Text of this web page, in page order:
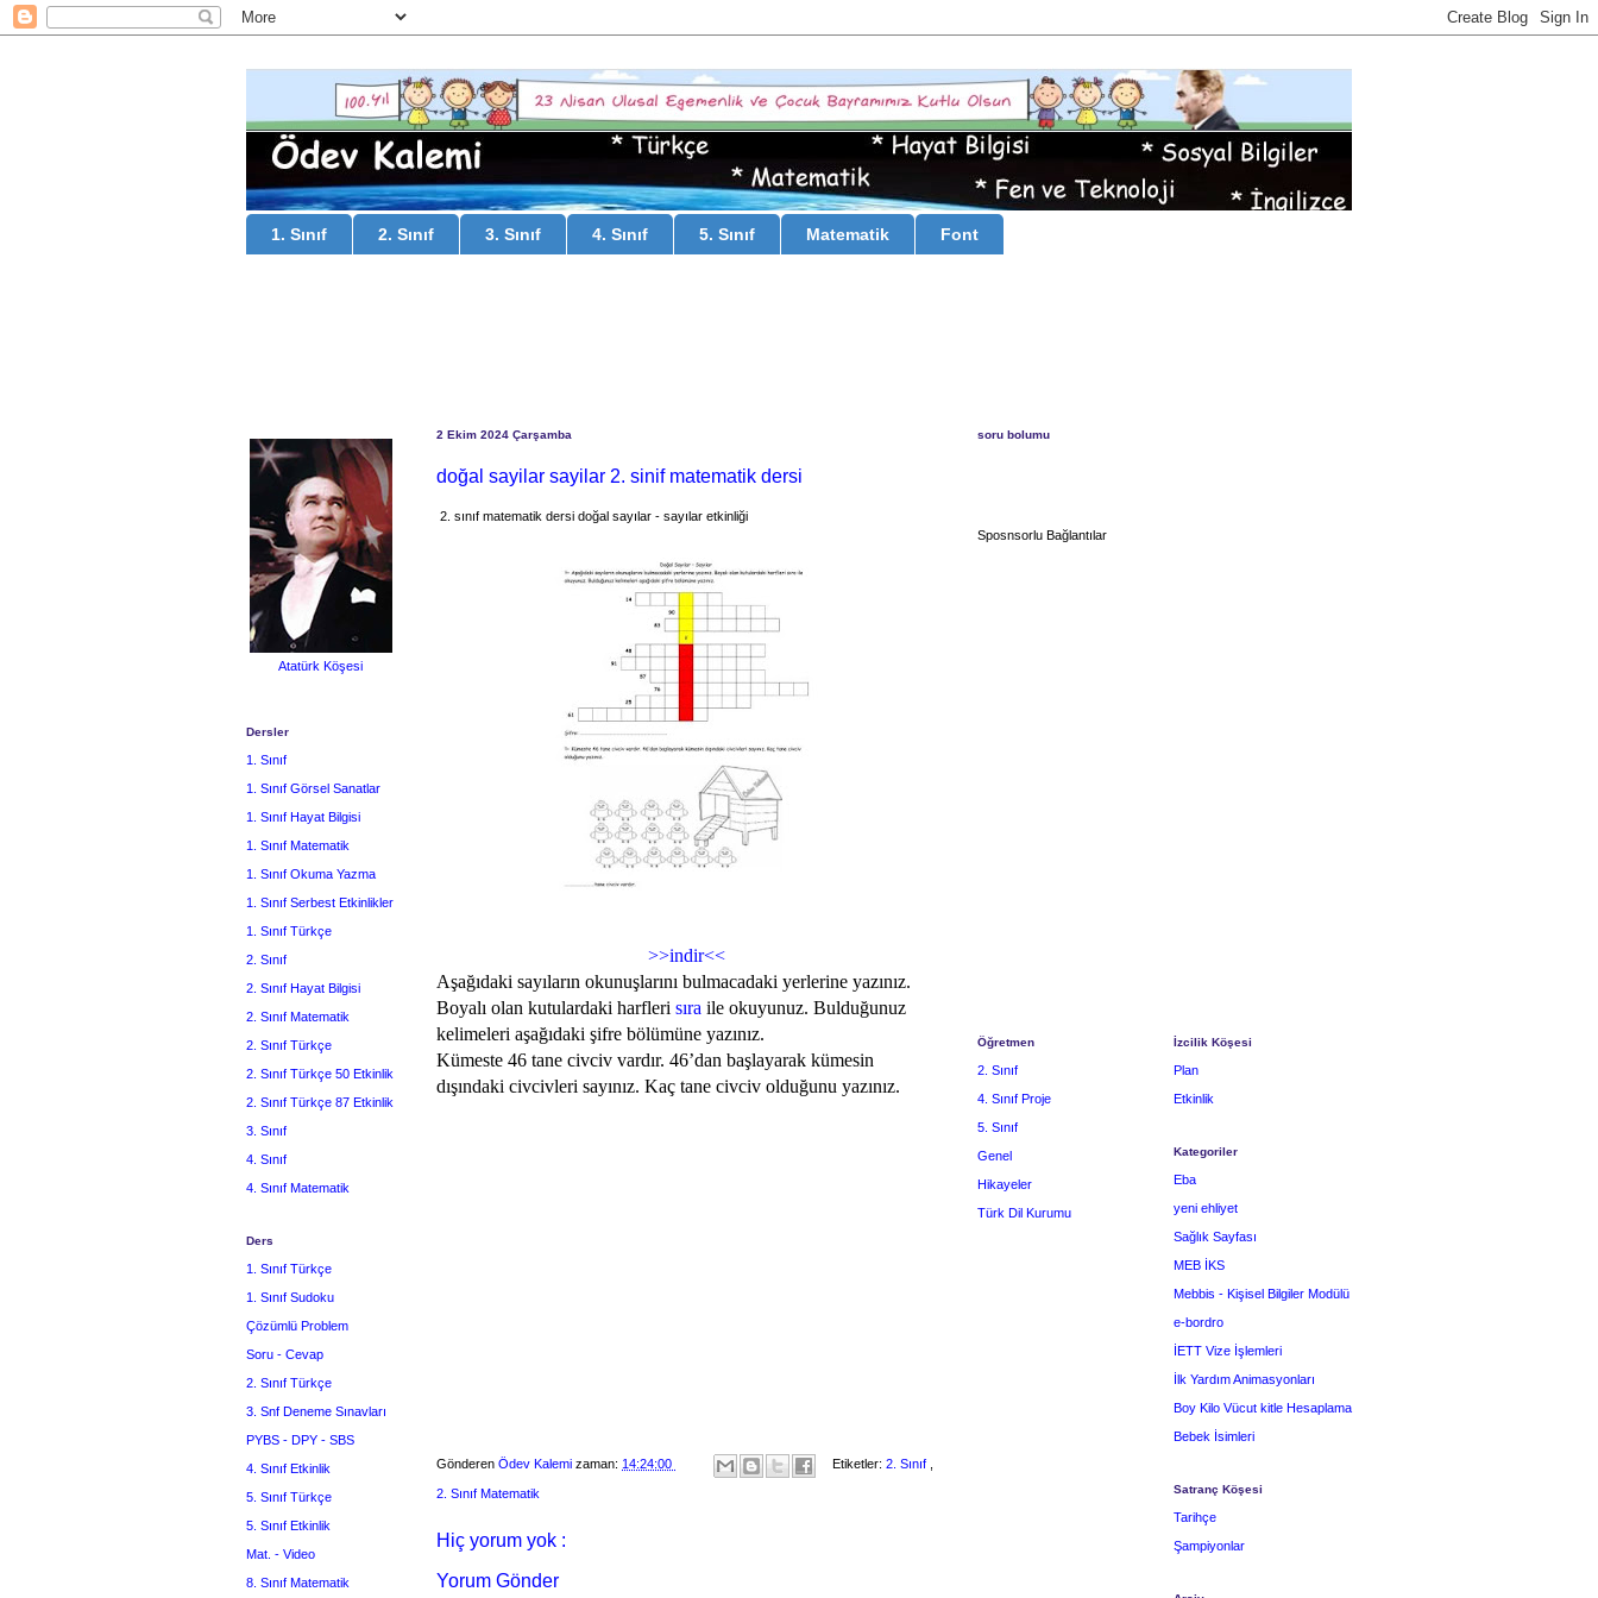
1. Sınıf 2. Sınıf 3. Sınıf 4. Sınıf 5. Sınıf Matematik Font
2 Ekim 2024 Çarşamba
doğal sayilar sayilar 2. sinif matematik dersi
2. sınıf matematik dersi doğal sayılar - sayılar etkinliği
>>indir<<
Aşağıdaki sayıların okunuşlarını bulmacadaki yerlerine yazınız.
Boyalı olan kutulardaki harfleri sıra ile okuyunuz. Bulduğunuz
kelimeleri aşağıdaki şifre bölümüne yazınız.
Kümeste 46 tane civciv vardır. 46’dan başlayarak kümesin
dışındaki civcivleri sayınız. Kaç tane civciv olduğunu yazınız.
Gönderen Ödev Kalemi zaman: 14:24:00 Etiketler: 2. Sınıf
2. Sınıf Matematik
Hiç yorum yok :
Yorum Gönder
Atatürk Köşesi
Dersler
1. Sınıf
1. Sınıf Görsel Sanatlar
1. Sınıf Hayat Bilgisi
1. Sınıf Matematik
1. Sınıf Okuma Yazma
1. Sınıf Serbest Etkinlikler
1. Sınıf Türkçe
2. Sınıf
2. Sınıf Hayat Bilgisi
2. Sınıf Matematik
2. Sınıf Türkçe
2. Sınıf Türkçe 50 Etkinlik
2. Sınıf Türkçe 87 Etkinlik
3. Sınıf
4. Sınıf
4. Sınıf Matematik
Ders
1. Sınıf Türkçe
1. Sınıf Sudoku
Çözümlü Problem
Soru - Cevap
2. Sınıf Türkçe
3. Snf Deneme Sınavları
PYBS - DPY - SBS
4. Sınıf Etkinlik
5. Sınıf Türkçe
5. Sınıf Etkinlik
Mat. - Video
8. Sınıf Matematik
soru bolumu
Sposnsorlu Bağlantılar
Öğretmen
2. Sınıf
4. Sınıf Proje
5. Sınıf
Genel
Hikayeler
Türk Dil Kurumu
İzcilik Köşesi
Plan
Etkinlik
Kategoriler
Eba
yeni ehliyet
Sağlık Sayfası
MEB İKS
Mebbis - Kişisel Bilgiler Modülü
e-bordro
İETT Vize İşlemleri
İlk Yardım Animasyonları
Boy Kilo Vücut kitle Hesaplama
Bebek İsimleri
Satranç Köşesi
Tarihçe
Şampiyonlar